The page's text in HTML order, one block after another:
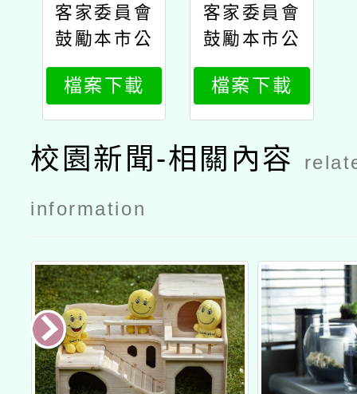
客家委員會
鼓勵本市公
私立高中職
以下學校及
教保服務機
構，踴躍參
加客語學習
計畫公文客
檔案下載
客家委員會
鼓勵本市公
私立高中職
以下學校及
教保服務機
構，踴躍參
加客語學習
檔案下載
校園新聞-相關內容
information